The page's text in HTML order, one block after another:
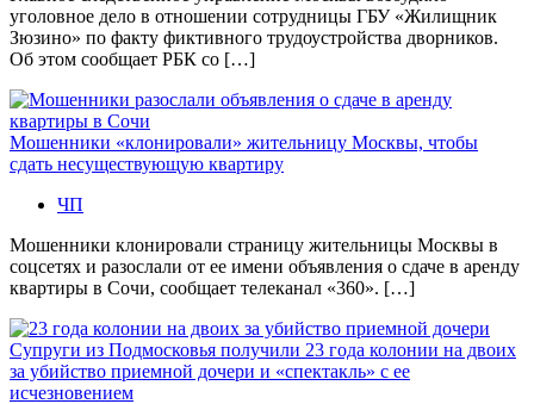
уголовное дело в отношении сотрудницы ГБУ «Жилищник
Зюзино» по факту фиктивного трудоустройства дворников.
Об этом сообщает РБК со […]
Мошенники «клонировали» жительницу Москвы, чтобы
сдать несуществующую квартиру
ЧП
Мошенники клонировали страницу жительницы Москвы в
соцсетях и разослали от ее имени объявления о сдаче в аренду
квартиры в Сочи, сообщает телеканал «360». […]
Супруги из Подмосковья получили 23 года колонии на двоих
за убийство приемной дочери и «спектакль» с ее
исчезновением